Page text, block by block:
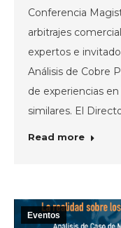
Conferencia
arbitrajes
expertos e
Análisis de Cobre
de experiencias
similares. El
Read more
Eventos